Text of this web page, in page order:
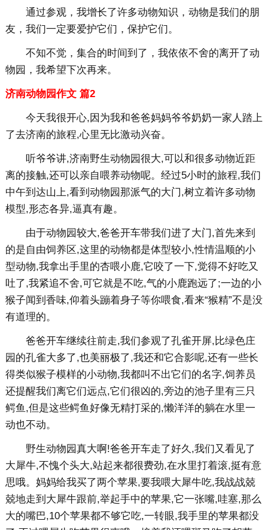
通过参观，我增长了许多动物知识，动物是我们的朋
友，我们一定要爱护它们，保护它们。
不知不觉，集合的时间到了，我依依不舍的离开了动
物园，我希望下次再来。
济南动物园作文 篇2
今天我很开心,因为我和爸爸妈妈爷爷奶奶一家人踏上
了去济南的旅程,心里无比激动兴奋。
听爷爷讲,济南野生动物园很大,可以和很多动物近距
离的接触,还可以亲自喂养动物呢。经过5小时的旅程,我们
中午到达山上,看到动物园那派气的大门,树立着许多动物
模型,形态各异,逼真有趣。
由于动物园较大,爸爸开车带我们进了大门,首先来到
的是自由饲养区,这里的动物都是体型较小,性情温顺的小
型动物,我拿出手里的杏喂小鹿,它咬了一下,觉得不好吃又
吐了,我紧追不舍,可它就是不吃,气的小鹿跑远了;一边的小
猴子闻到香味,仰着头蹦着身子等你喂食,看来“猴精”不是没
有道理的。
爸爸开车继续往前走,我们参观了孔雀开屏,比绿色庄
园的孔雀大多了,也美丽极了,我还和它合影呢,还有一些长
得类似猴子模样的小动物,我都叫不出它们的名字,饲养员
还提醒我们离它们远点,它们很凶的,旁边的池子里有三只
鳄鱼,但是这些鳄鱼好像无精打采的,懒洋洋的躺在水里一
动也不动。
野生动物园真大啊!爸爸开车走了好久,我们又看见了
大犀牛,不愧个头大,站起来都很费劲,在水里打着滚,挺有意
思哦。妈妈给我买了两个苹果,要我喂大犀牛吃,我战战兢
兢地走到大犀牛跟前,举起手中的苹果,它一张嘴,哇塞,那么
大的嘴巴,10个苹果都不够它吃,一转眼,我手里的苹果都没